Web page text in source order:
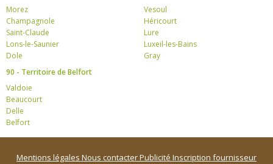
Morez
Champagnole
Saint-Claude
Lons-le-Saunier
Dole
Vesoul
Héricourt
Lure
Luxeil-les-Bains
Gray
90 - Territoire de Belfort
Valdoie
Beaucourt
Delle
Belfort
Mentions légales Nous contacterPublicité Inscription fournisseur